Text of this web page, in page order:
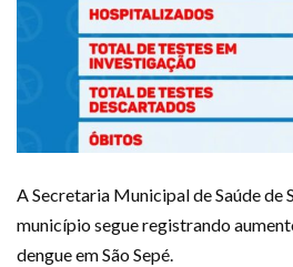
A Secretaria Municipal de Saúde de
município segue registrando
dengue em São Sepé.